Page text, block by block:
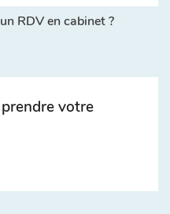
RDV en cabinet ?
votre